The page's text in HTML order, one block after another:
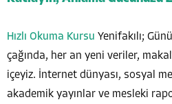
Hızlı Okuma Kursu Yenifakılı;
çağında, her an yeni veriler,
içeyiz. İnternet dünyası, sosyal
akademik yayınlar ve mesleki